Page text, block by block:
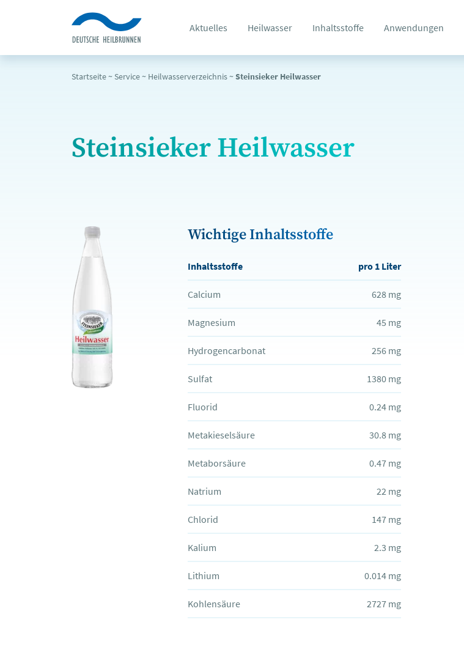
Aktuelles Heilwasser Inhaltsstoffe Anwendungen
Startseite~ Service~ Heilwasserverzeichnis~Steinsieker Heilwasser
Steinsieker Heilwasser
Wichtige Inhaltsstoffe
Inhaltsstoffe pro 1 Liter
Calcium 628 mg
Magnesium 45 mg
Hydrogencarbonat 256 mg
Sulfat 1380 mg
Fluorid 0.24 mg
Metakieselsäure 30.8 mg
Metaborsäure 0.47 mg
Natrium 22 mg
Chlorid 147 mg
Kalium 2.3 mg
Lithium 0.014 mg
Kohlensäure 2727 mg